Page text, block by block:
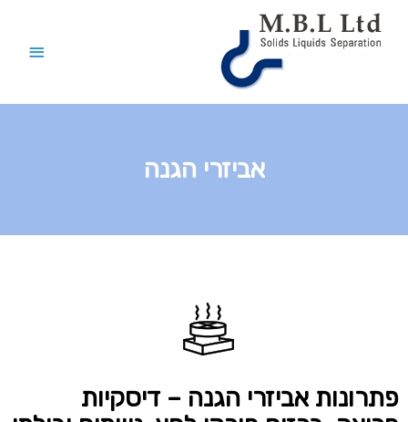
אביזרי הגנה
פתרונות אביזרי הגנה – דיסקיות